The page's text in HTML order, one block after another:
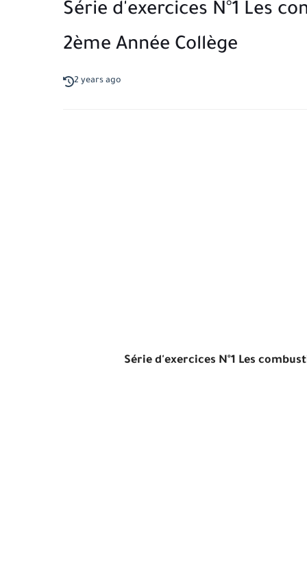
Série d'exercices N°1 Les
2ème Année Collège
2 years ago
Série d'exercices N°1 Les